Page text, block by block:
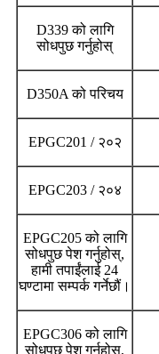
D339 को लागि
सोधपुछ गर्नुहोस्
D350A को परिचय
EPGC201 / २०२
EPGC203 / २०४
EPGC205 को लागि
सोधपुछ पेश गर्नुहोस्,
हामी तपाईंलाई 24
घण्टामा सम्पर्क गर्नेछौं।
EPGC306 को लागि
सोधपुछ पेश गर्नुहोस्,